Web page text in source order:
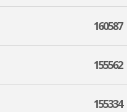
160587
155562
155334